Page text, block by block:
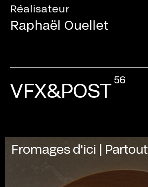
Réalisateur
Raphaël Ouellet
VFX&POST 56
Fromages d'ici | Partout